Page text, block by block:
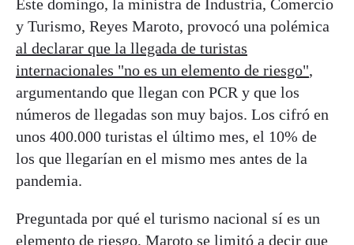
Este domingo, la ministra de Industria, Comercio
y Turismo, Reyes Maroto, provocó una polémica
al declarar que la llegada de turistas
internacionales "no es un elemento de riesgo",
argumentando que llegan con PCR y que los
números de llegadas son muy bajos. Los cifró en
unos 400.000 turistas el último mes, el 10% de
los que llegarían en el mismo mes antes de la
pandemia.
Preguntada por qué el turismo nacional sí es un
elemento de riesgo, Maroto se limitó a decir que